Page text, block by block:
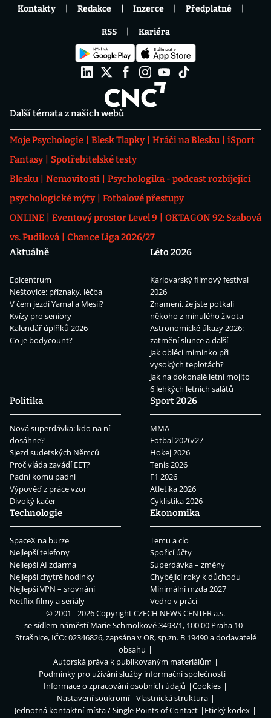
Další témata z našich webů
Moje Psychologie Blesk Tlapky Hráči na Blesku
iSport
Fantasy
Spotřebitelské testy
Blesku
Nemovitosti
Psychologika - podcast rozbíjející
psychologické mýty
Fotbalové přestupy
ONLINE
Eventový prostor Level 9
OKTAGON 92: Szabová
vs. Pudilová
Chance Liga 2026/27
Aktuálně
Epicentrum
Neštovice: příznaky, léčba
V čem jezdí Yamal a Mesii?
Kvízy pro seniory
Kalendář úplňků 2026
Co je bodycount?
Léto 2026
Karlovarský filmový festival
2026
Znamení, že jste potkali
někoho z minulého života
Astronomické úkazy 2026:
zatmění slunce a další
Jak obléci miminko při
vysokých teplotách?
Jak na dokonalé letní mojito
6 lehkých letních salátů
Politika
Nová superdávka: kdo na ní
dosáhne?
Sjezd sudetských Němců
Proč vláda zavádí EET?
Padni komu padni
Výpověď z práce vzor
Divoký kačer
Sport 2026
MMA
Fotbal 2026/27
Hokej 2026
Tenis 2026
F1 2026
Atletika 2026
Cyklistika 2026
Technologie
SpaceX na burze
Nejlepší telefony
Nejlepší AI zdarma
Nejlepší chytré hodinky
Nejlepší VPN – srovnání
Netflix filmy a seriály
Ekonomika
Temu a clo
Spořicí účty
Superdávka – změny
Chybějící roky k důchodu
Minimální mzda 2027
Vedro v práci
Kontakty Redakce Inzerce Předplatné
RSS Kariéra
© 2001 - 2026 CopyrightCZECH NEWS CENTER a.s.
se sídlem náměstí Marie Schmolkové 3493/1, 100 00 Praha 10 -
Strašnice, IČO: 02346826, zapsána v OR, sp.zn. B 19490 a dodavatelé
obsahu
Autorská práva k publikovaným materiálům
Podmínky pro užívání služby informační společnosti
Informace o zpracování osobních údajů
Cookies
Nastavení soukromí
Vlastnická struktura
Jednotná kontaktní místa / Single Points of Contact
Etický kodex